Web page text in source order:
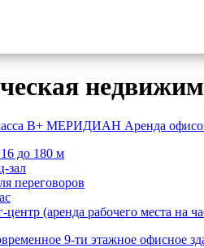
B+ МЕРИДИАН Аренда
до 180 м
зал
переговоров
центр (аренда рабочего места на
9-ти этажное офисное